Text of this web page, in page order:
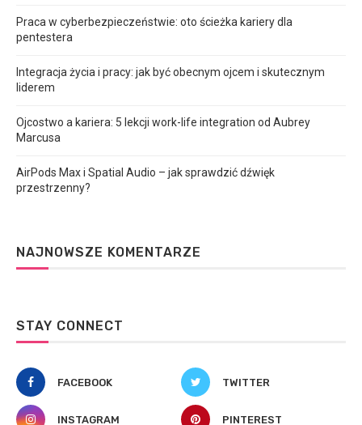
Praca w cyberbezpieczeństwie: oto ścieżka kariery dla
pentestera
Integracja życia i pracy: jak być obecnym ojcem i skutecznym
liderem
Ojcostwo a kariera: 5 lekcji work-life integration od Aubrey
Marcusa
AirPods Max i Spatial Audio – jak sprawdzić dźwięk
przestrzenny?
NAJNOWSZE KOMENTARZE
STAY CONNECT
FACEBOOK TWITTER
INSTAGRAM PINTEREST